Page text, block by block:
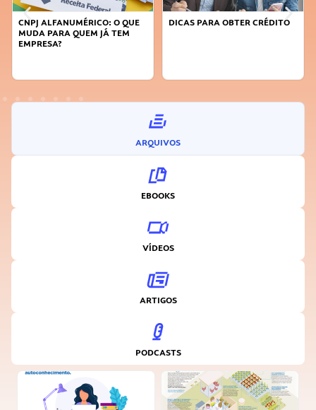
O QUE
JÁ TEM
DICAS PARA OBTER CRÉDITO
FAÇA A
ARQUIVOS
EBOOKS
VÍDEOS
ARTIGOS
PODCASTS